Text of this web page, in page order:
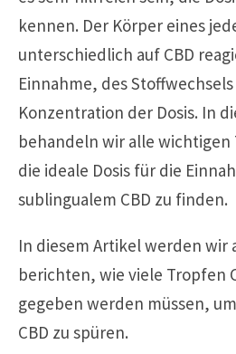
kennen. Der Körper eines
unterschiedlich auf CBD
Einnahme, des
Konzentration der Dosis. In
behandeln wir alle wichtigen
die ideale Dosis für die
sublingualem CBD zu finden.
In diesem Artikel werden wir
berichten, wie viele Tropfen
gegeben werden müssen,
CBD zu spüren.